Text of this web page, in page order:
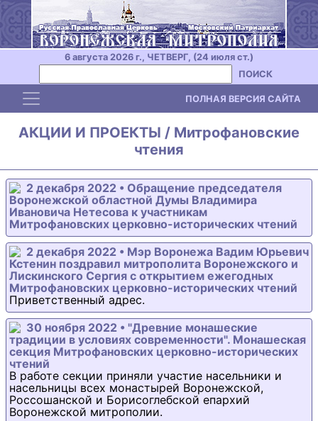
6 августа 2026 г., ЧЕТВЕРГ, (24 июля ст.)
ПОИСК
Toggle navigation ПОЛНАЯ ВЕРСИЯ САЙТА
АКЦИИ И ПРОЕКТЫ / Митрофановские
чтения
2 декабря 2022 • Обращение председателя
Воронежской областной Думы Владимира
Ивановича Нетесова к участникам
Митрофановских церковно-исторических чтений
2 декабря 2022 • Мэр Воронежа Вадим Юрьевич
Кстенин поздравил митрополита Воронежского и
Лискинского Сергия с открытием ежегодных
Митрофановских церковно-исторических чтений
Приветственный адрес.
30 ноября 2022 • "Древние монашеские
традиции в условиях современности". Монашеская
секция Митрофановских церковно-исторических
чтений
В работе секции приняли участие насельники и
насельницы всех монастырей Воронежской,
Россошанской и Борисоглебской епархий
Воронежской митрополии.